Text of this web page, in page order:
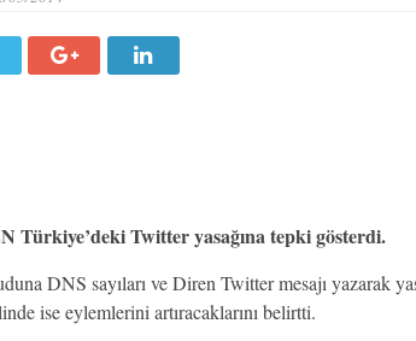
Türkiye’deki Twitter yasağına tepki gösterdi.
DNS sayıları ve Diren Twitter mesajı yazarak
ise eylemlerini artıracaklarını belirtti.